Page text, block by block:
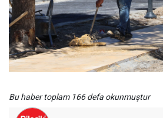
Bu haber toplam 166 defa okunmuştur